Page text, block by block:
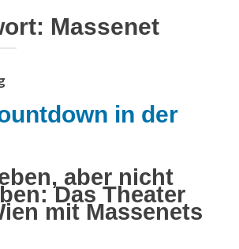
Massenet
in der
aber nicht
Das Theater
mit Massenets